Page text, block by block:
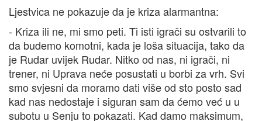
Ljestvica ne pokazuje da je kriza alarmantna:
- Kriza ili ne, mi smo peti. Ti isti igrači su ostvarili to
da budemo komotni, kada je loša situacija, tako da
je Rudar uvijek Rudar. Nitko od nas, ni igrači, ni
trener, ni Uprava neće posustati u borbi za vrh. Svi
smo svjesni da moramo dati više od sto posto sad
kad nas nedostaje i siguran sam da ćemo već u u
subotu u Senju to pokazati. Kad damo maksimum,